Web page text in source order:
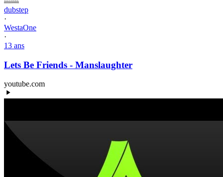
dubstep
·
WestaOne
·
13 ans
Lets Be Friends - Manslaughter
youtube.com